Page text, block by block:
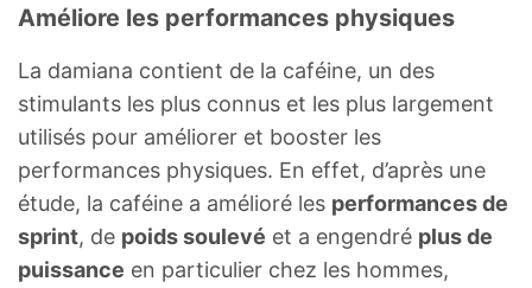
Améliore les performances physiques
La damiana contient de la caféine, un des
stimulants les plus connus et les plus largement
utilisés pour améliorer et booster les
performances physiques. En effet, d’après une
étude, la caféine a amélioré les performances de
sprint, de poids soulevé et a engendré plus de
puissance en particulier chez les hommes,